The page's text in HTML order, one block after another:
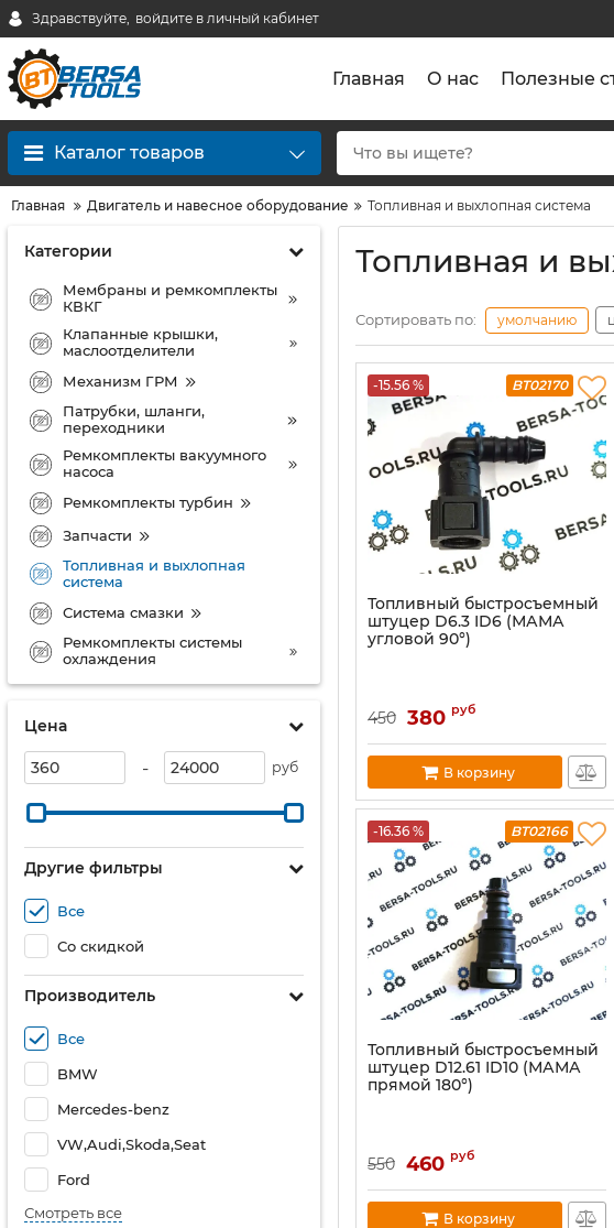
Здравствуйте, войдите в личный кабинет
Главная О нас Полезные
Каталог товаров
Главная Двигатель и навесное оборудование Топливная и выхлопная система
Категории
Мембраны и ремкомплекты
КВКГ
Клапанные крышки,
маслоотделители
Механизм ГРМ
Патрубки, шланги,
переходники
Ремкомплекты вакуумного
насоса
Ремкомплекты турбин
Запчасти
Топливная и выхлопная
система
Система смазки
Ремкомплекты системы
охлаждения
Цена
- руб
Другие фильтры
Все
Со скидкой
Производитель
Все
BMW
Mercedes-benz
VW,Audi,Skoda,Seat
Ford
Смотреть все
Топливная и
Сортировать по: умолчанию
-15.56 % BT02170
Топливный быстросъемный
штуцер D6.3 ID6 (МАМА
угловой 90°)
450 380 руб
В корзину
-16.36 % BT02166
Топливный быстросъемный
штуцер D12.61 ID10 (МАМА
прямой 180°)
550 460 руб
В корзину